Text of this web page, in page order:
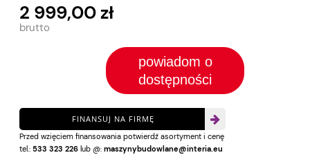
2 999,00 zł
powiadom o
dostępności
FINANSUJ NA FIRMĘ
Przed wzięciem finansowania potwierdź asortyment i cenę
tel.: 533 323 226 lub @: maszynybudowlane@interia.eu